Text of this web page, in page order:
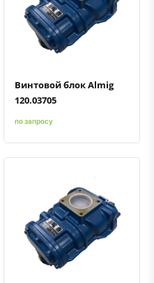
Быстрый просмотрДобавить к сравнению
Добавить в избранное
Винтовой блок Almig
120.03705
по запросу
Быстрый просмотрДобавить к сравнению
Добавить в избранное